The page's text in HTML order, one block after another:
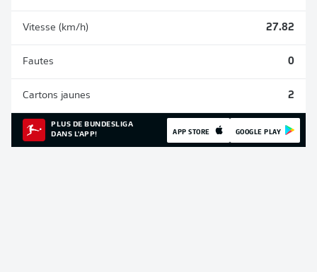
Vitesse (km/h) 27.82
Fautes 0
Cartons jaunes 2
PLUS DE BUNDESLIGA
DANS L'APP!
APP STORE GOOGLE PLAY